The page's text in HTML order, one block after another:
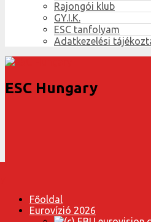
Rajongói klub
GY.I.K.
ESC tanfolyam
Adatkezelési
ESC Hungary
Főoldal
Eurovízió 2026